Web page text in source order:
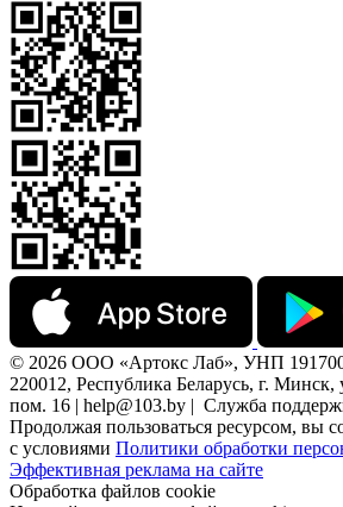
© 2026 ООО «Артокс Лаб», УНП
220012, Республика Беларусь, г. Минск,
пом. 16 | help@103.by | Служба
Продолжая пользоваться ресурсом, вы
с условиями Политики обработки
Эффективная реклама на сайте
Обработка файлов cookie